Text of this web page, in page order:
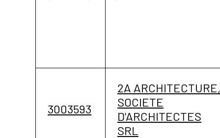
3003593
2A ARCHITECTURE,
SOCIETE
D'ARCHITECTES
SRL